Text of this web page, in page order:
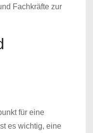
Fachkräfte zur
für eine
es wichtig, eine